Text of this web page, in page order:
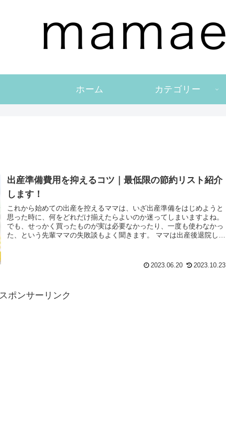
ホーム カテゴリー
出産準備費用を抑えるコツ｜最低限の節約リスト紹介
します！
これから始めての出産を控えるママは、いざ出産準備をはじめようと
思った時に、何をどれだけ揃えたらよいのか迷ってしまいますよね。
でも、せっかく買ったものが実は必要なかったり、一度も使わなかっ
た、という先輩ママの失敗談もよく聞きます。 ママは出産後退院して
のも難しいものです。 赤ちゃんとお出かけできるようになってから、
2023.06.20 2023.10.23
スポンサーリンク